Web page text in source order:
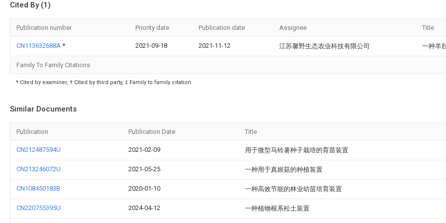
Cited By (1)
Publication number Priority date Publication date Assignee Title
CN113632688A * 2021-09-18 2021-11-12 江苏馨野生态农业科技有限公司 一种羊
Family To Family Citations
* Cited by examiner, † Cited by third party, ‡ Family to family citation
Similar Documents
Publication Publication Date Title
CN212487594U 2021-02-09 用于微型马铃薯种子栽培的育苗装置
CN213246072U 2021-05-25 一种用于真姬菇的种植装置
CN108450183B 2020-01-10 一种高效节能的林业幼苗培育装置
CN220755395U 2024-04-12 一种植物根系松土装置